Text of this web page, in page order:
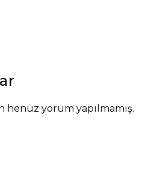
yorum yapılmamış.